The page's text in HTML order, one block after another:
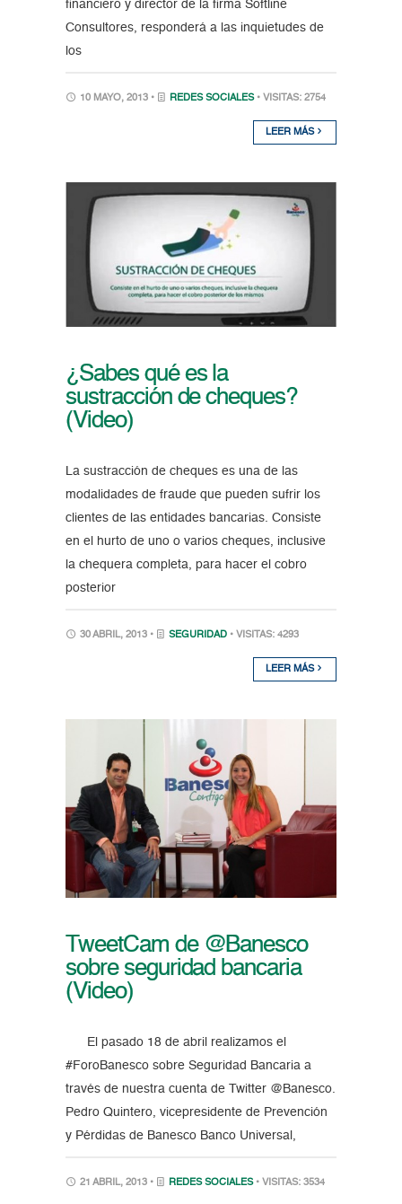
financiero y director de la firma Softline
Consultores, responderá a las inquietudes de
los
10 MAYO, 2013 • REDES SOCIALES • VISITAS: 2754
LEER MÁS
¿Sabes qué es la
sustracción de cheques?
(Video)
La sustracción de cheques es una de las
modalidades de fraude que pueden sufrir los
clientes de las entidades bancarias. Consiste
en el hurto de uno o varios cheques, inclusive
la chequera completa, para hacer el cobro
posterior
30 ABRIL, 2013 • SEGURIDAD • VISITAS: 4293
LEER MÁS
TweetCam de @Banesco
sobre seguridad bancaria
(Video)
El pasado 18 de abril realizamos el
#ForoBanesco sobre Seguridad Bancaria a
través de nuestra cuenta de Twitter @Banesco.
Pedro Quintero, vicepresidente de Prevención
y Pérdidas de Banesco Banco Universal,
21 ABRIL, 2013 • REDES SOCIALES • VISITAS: 3534